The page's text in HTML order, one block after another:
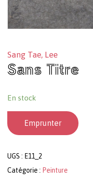
Sang Tae, Lee
Sans Titre
En stock
Emprunter
UGS : E11_2
Catégorie : Peinture